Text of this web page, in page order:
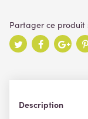
Description